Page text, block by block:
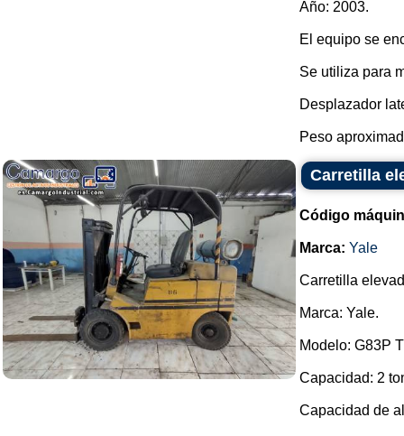
Año: 2003.
El equipo se
Se utiliza para
Desplazador
Peso
Carretilla
Código
Marca: Yale
Carretilla
Marca: Yale.
Modelo: G83P
Capacidad: 2
Capacidad de